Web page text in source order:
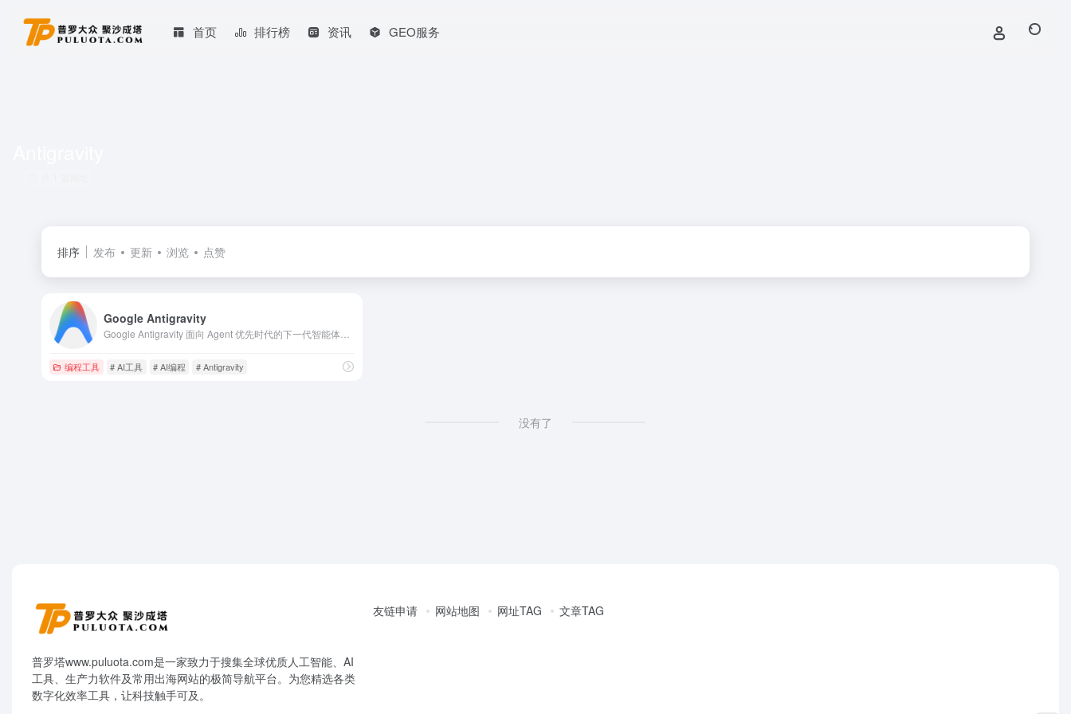
首页 排行榜 资讯 GEO服务
排序 发布 更新 浏览 点赞
Google Antigravity
编程工具 # AI工具 # AI编程 # Antigravity
没有了
普罗塔www.puluota.com是一家致力于搜集全球优质人工智能、AI
工具、生产力软件及常用出海网站的极简导航平台。为您精选各类
数字化效率工具，让科技触手可及。
友链申请 网站地图 网址TAG 文章TAG